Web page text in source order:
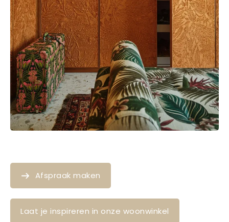
Afspraak maken
Laat je inspireren in onze woonwinkel